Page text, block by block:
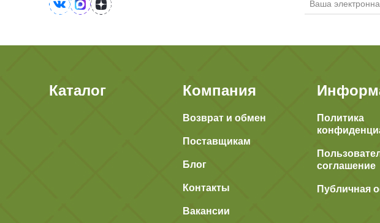
Каталог Компания
Возврат и обмен
Поставщикам
Блог
Контакты
Вакансии
Политика
соглашение
Публичная